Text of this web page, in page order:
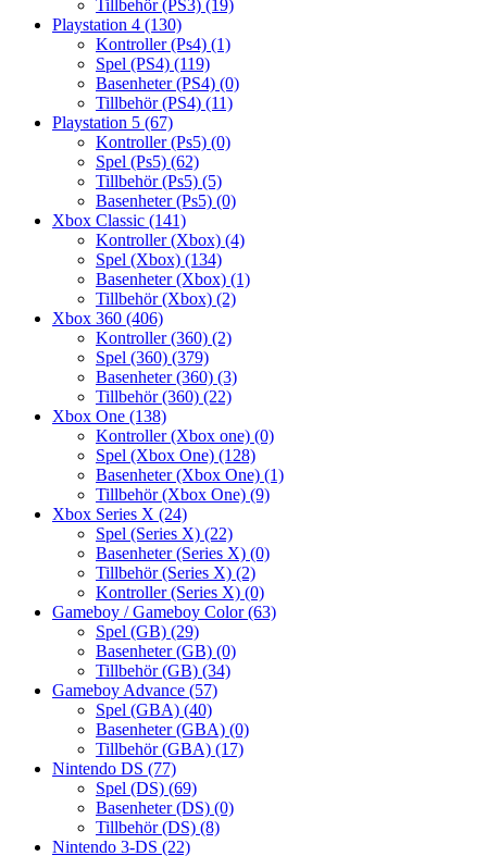
Tillbehör (PS3) (19)
Playstation 4 (130)
Kontroller (Ps4) (1)
Spel (PS4) (119)
Basenheter (PS4) (0)
Tillbehör (PS4) (11)
Playstation 5 (67)
Kontroller (Ps5) (0)
Spel (Ps5) (62)
Tillbehör (Ps5) (5)
Basenheter (Ps5) (0)
Xbox Classic (141)
Kontroller (Xbox) (4)
Spel (Xbox) (134)
Basenheter (Xbox) (1)
Tillbehör (Xbox) (2)
Xbox 360 (406)
Kontroller (360) (2)
Spel (360) (379)
Basenheter (360) (3)
Tillbehör (360) (22)
Xbox One (138)
Kontroller (Xbox one) (0)
Spel (Xbox One) (128)
Basenheter (Xbox One) (1)
Tillbehör (Xbox One) (9)
Xbox Series X (24)
Spel (Series X) (22)
Basenheter (Series X) (0)
Tillbehör (Series X) (2)
Kontroller (Series X) (0)
Gameboy / Gameboy Color(63)
Spel (GB) (29)
Basenheter (GB) (0)
Tillbehör (GB) (34)
Gameboy Advance (57)
Spel (GBA) (40)
Basenheter (GBA) (0)
Tillbehör (GBA) (17)
Nintendo DS (77)
Spel (DS) (69)
Basenheter (DS) (0)
Tillbehör (DS) (8)
Nintendo 3-DS (22)